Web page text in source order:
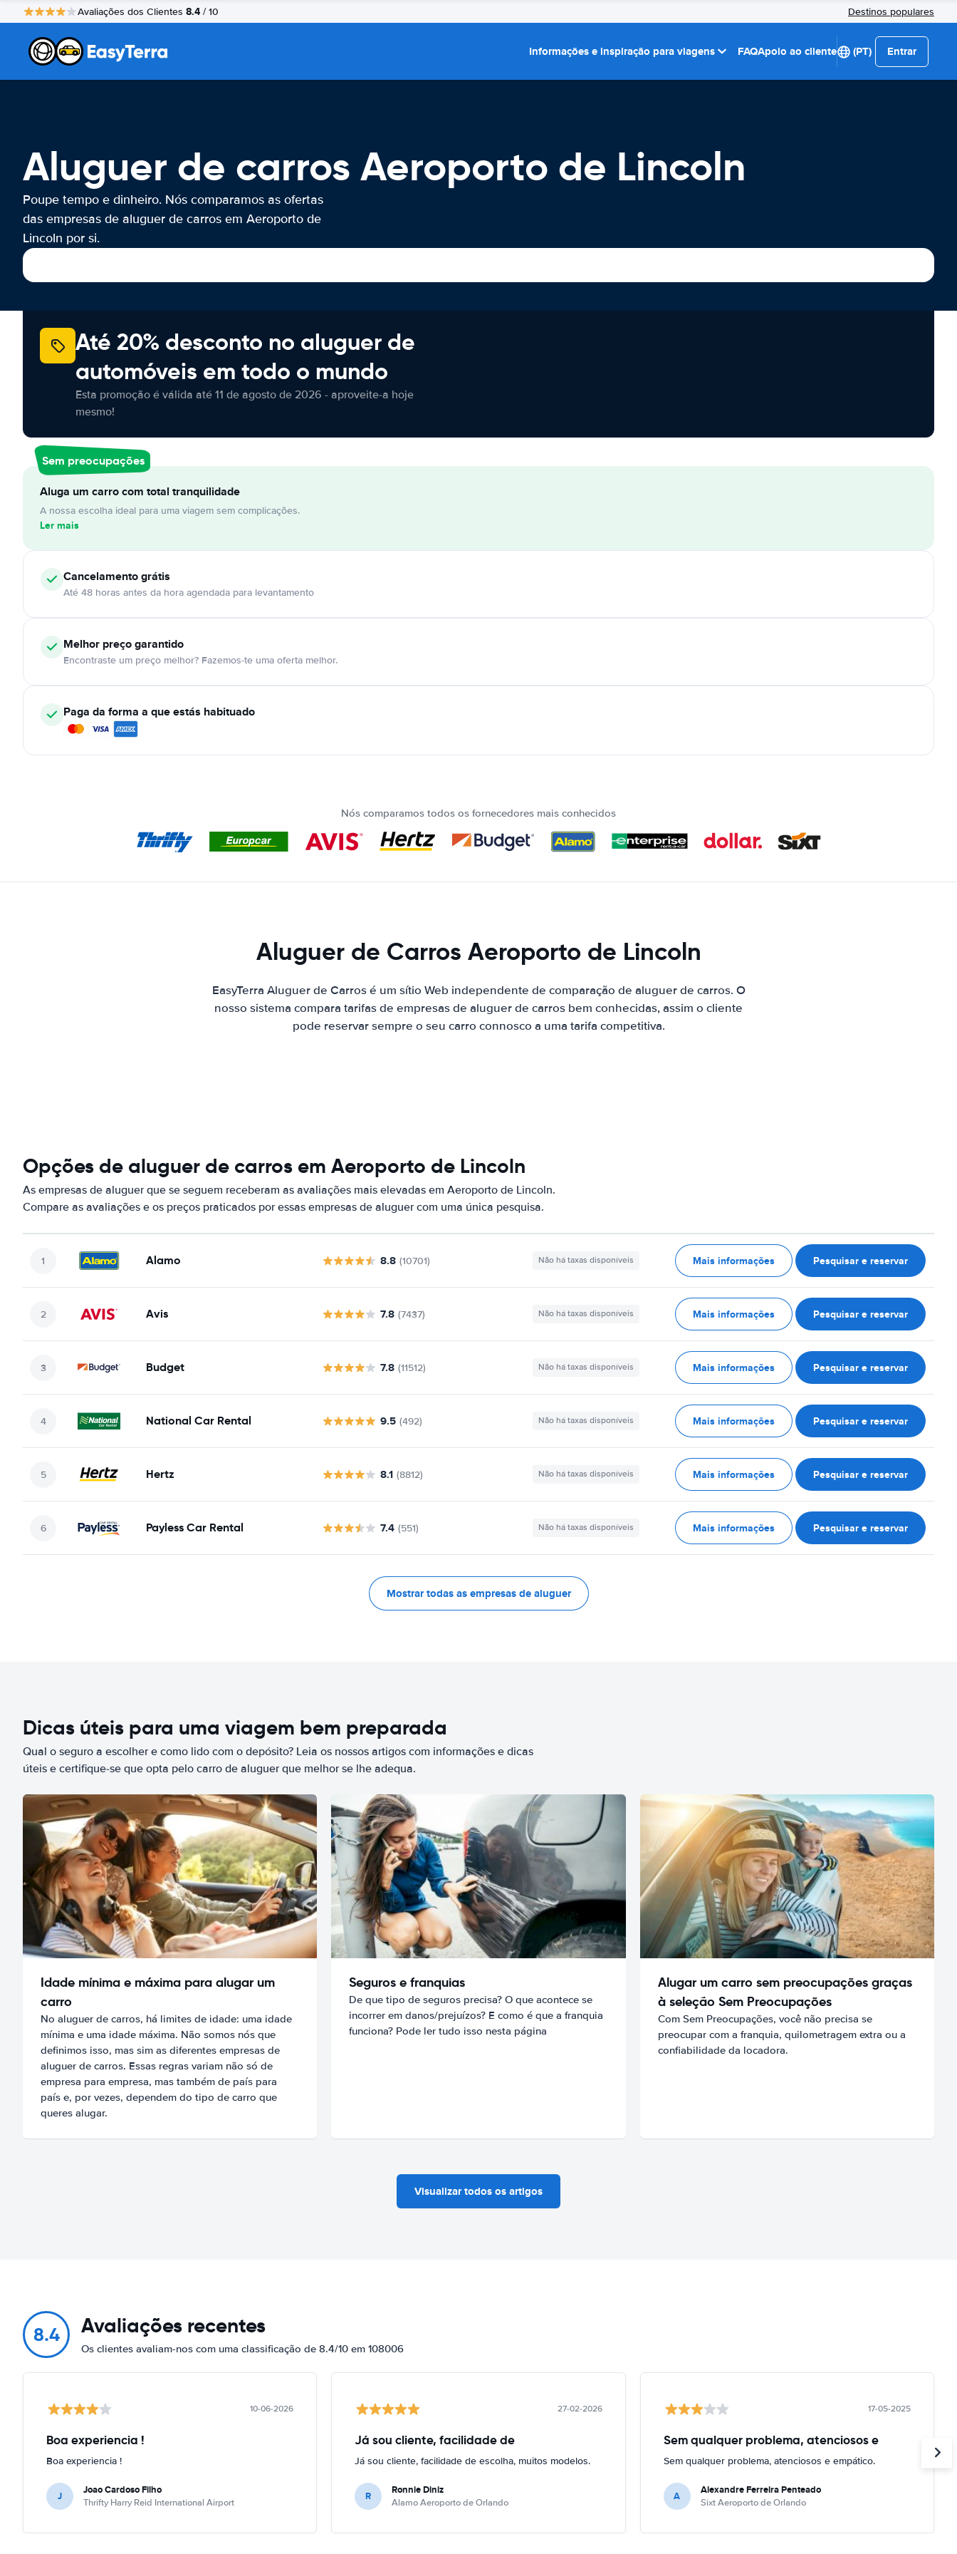
Avaliações dos Clientes 8.4 / 10 Destinos populares
Informações e inspiração para viagens FAQApoio ao cliente (PT) Entrar
Aluguer de carros Aeroporto de Lincoln
Poupe tempo e dinheiro. Nós comparamos as ofertas
das empresas de aluguer de carros em Aeroporto de
Lincoln por si.
Até 20% desconto no aluguer de
automóveis em todo o mundo
Esta promoção é válida até 11 de agosto de 2026 - aproveite-a hoje
mesmo!
Sem preocupações
Aluga um carro com total tranquilidade
A nossa escolha ideal para uma viagem sem complicações.
Ler mais
Cancelamentográtis
Até 48 horas antes da hora agendada para levantamento
Melhor preço garantido
Encontraste um preço melhor? Fazemos-te uma oferta melhor.
Paga da forma a que estás habituado
Nós comparamos todos os fornecedores mais conhecidos
Aluguer de Carros Aeroporto de Lincoln
EasyTerra Aluguer de Carros é um sítio Web independente de comparação de aluguer de carros. O
nosso sistema compara tarifas de empresas de aluguer de carros bem conhecidas, assim o cliente
pode reservar sempre o seu carro connosco a uma tarifa competitiva.
Opções de aluguer de carros em Aeroporto de Lincoln
As empresas de aluguer que se seguem receberam as avaliações mais elevadas em Aeroporto de Lincoln.
Compare as avaliações e os preços praticados por essas empresas de aluguer com uma única pesquisa.
Alamo 8.8 (10701) Não há taxas disponíveis Mais informações Pesquisar e reservar
Avis 7.8 (7437) Não há taxas disponíveis Mais informações Pesquisar e reservar
Budget 7.8 (11512) Não há taxas disponíveis Mais informações Pesquisar e reservar
National Car Rental 9.5 (492) Não há taxas disponíveis Mais informações Pesquisar e reservar
Hertz 8.1 (8812) Não há taxas disponíveis Mais informações Pesquisar e reservar
Payless Car Rental 7.4 (551) Não há taxas disponíveis Mais informações Pesquisar e reservar
Mostrar todas as empresas de aluguer
Dicas úteis para uma viagem bem preparada
Qual o seguro a escolher e como lido com o depósito? Leia os nossos artigos com informações e dicas
úteis e certifique-se que opta pelo carro de aluguer que melhor se lhe adequa.
Idade mínima e máxima para alugar um
carro
No aluguer de carros, há limites de idade: uma idade
mínima e uma idade máxima. Não somos nós que
definimos isso, mas sim as diferentes empresas de
aluguer de carros. Essas regras variam não só de
empresa para empresa, mas também de país para
país e, por vezes, dependem do tipo de carro que
queres alugar.
Seguros e franquias
De que tipo de seguros precisa? O que acontece se
incorrer em danos/prejuízos? E como é que a franquia
funciona? Pode ler tudo isso nesta página
Alugar um carro sem preocupações graças
à seleção Sem Preocupações
Com Sem Preocupações, você não precisa se
preocupar com a franquia, quilometragem extra ou a
confiabilidade da locadora.
Visualizar todos os artigos
8.4 Avaliações recentes
Os clientes avaliam-nos com uma classificação de 8.4/10 em 108006
10-06-2026
Boa experiencia !
Boa experiencia !
J Joao Cardoso Filho
Thrifty Harry Reid International Airport
27-02-2026
Já sou cliente, facilidade de
Já sou cliente, facilidade de escolha, muitos modelos.
R Ronnie Diniz
Alamo Aeroporto de Orlando
17-05-2025
Sem qualquer problema, atenciosos e
Sem qualquer problema, atenciosos e empático.
A Alexandre Ferreira Penteado
Sixt Aeroporto de Orlando